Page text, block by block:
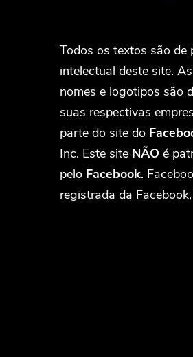
Todos os textos são de
intelectual deste site.
nomes e logotipos são
suas respectivas
parte do site do
Inc. Este site NÃO é
pelo Facebook.
registrada da